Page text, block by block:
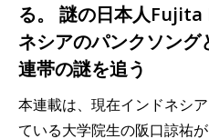
る。 謎の日本人
ネシアのパンクソン
連帯の謎を追う
本連載は、現在インドネシ
ている大学院生の阪口諒祐